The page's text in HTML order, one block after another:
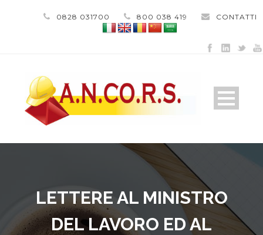
0828 031700 800 038 419 CONTATTI
LETTERE AL MINISTRO
DEL LAVORO ED AL